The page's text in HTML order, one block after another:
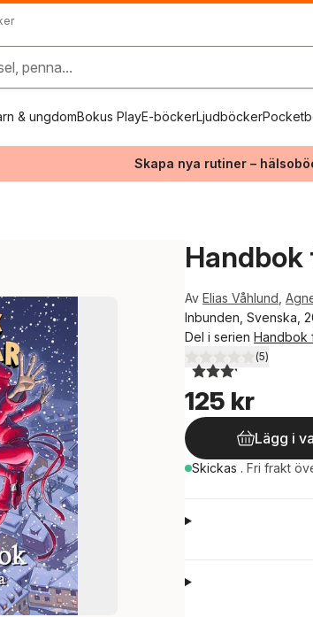
penna...
& ungdomBokus PlayE-böckerLjudböcker
Skapa nya rutiner –
Handbok
Av Elias Våhlund
Inbunden, Svenska,
Del i serien Handbok
3,2utav 5 stjärnor.
(5)
125 kr
Lägg i
Skickas . Fri frakt